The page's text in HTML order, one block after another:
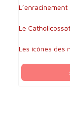
Le
Les icônes des